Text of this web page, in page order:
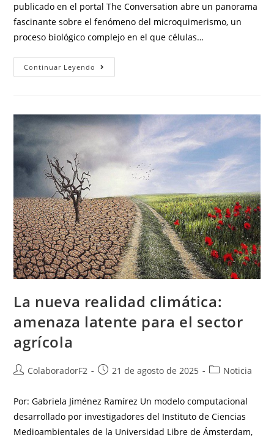
publicado en el portal The Conversation abre un panorama
fascinante sobre el fenómeno del microquimerismo, un
proceso biológico complejo en el que células…
Continuar Leyendo
La nueva realidad climática:
amenaza latente para el sector
agrícola
ColaboradorF2 21 de agosto de 2025 Noticia
Por: Gabriela Jiménez Ramírez Un modelo computacional
desarrollado por investigadores del Instituto de Ciencias
Medioambientales de la Universidad Libre de Ámsterdam,